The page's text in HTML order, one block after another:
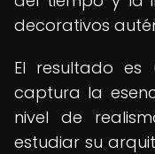
decorativos
El resultado
captura la
nivel de
estudiar su